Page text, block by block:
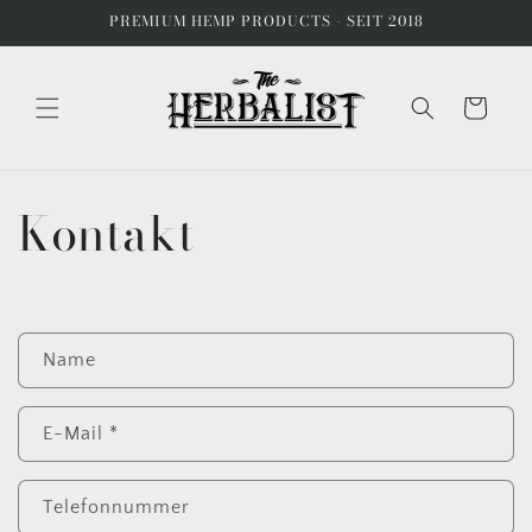
Inhalt
PREMIUM HEMP PRODUCTS - SEIT 2018
Warenkorb
Kontakt
K
o
n
a
Name
E-Mail *
Telefonnummer